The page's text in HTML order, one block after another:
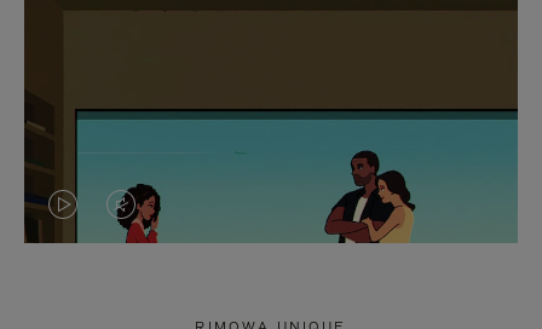
IL
IL